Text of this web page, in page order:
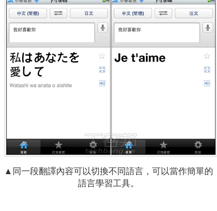
▲同一段翻譯內容可以切換不同語言，可以當作簡單的
語言學習工具。